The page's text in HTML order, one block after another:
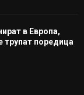
в Европа,
трупат поредица